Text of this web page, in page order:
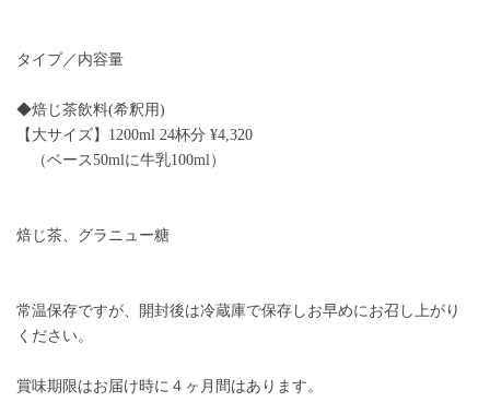
タイプ／内容量
◆焙じ茶飲料(希釈用)
【大サイズ】1200ml 24杯分 ¥4,320
（ベース50mlに牛乳100ml）
焙じ茶、グラニュー糖
常温保存ですが、開封後は冷蔵庫で保存しお早めにお召し上がり
ください。
賞味期限はお届け時に４ヶ月間はあります。